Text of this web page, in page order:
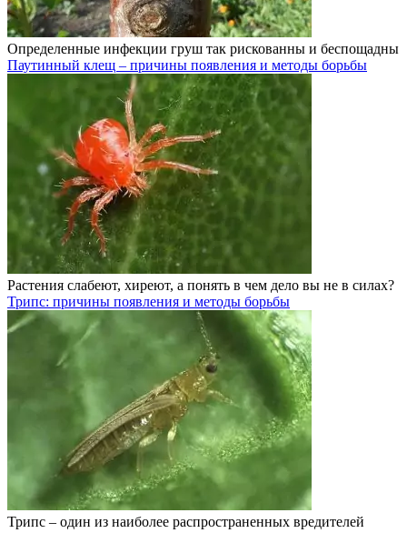
Определенные инфекции груш так рискованны и беспощадны
Паутинный клещ – причины появления и методы борьбы
Растения слабеют, хиреют, а понять в чем дело вы не в силах?
Трипс: причины появления и методы борьбы
Трипс – один из наиболее распространенных вредителей